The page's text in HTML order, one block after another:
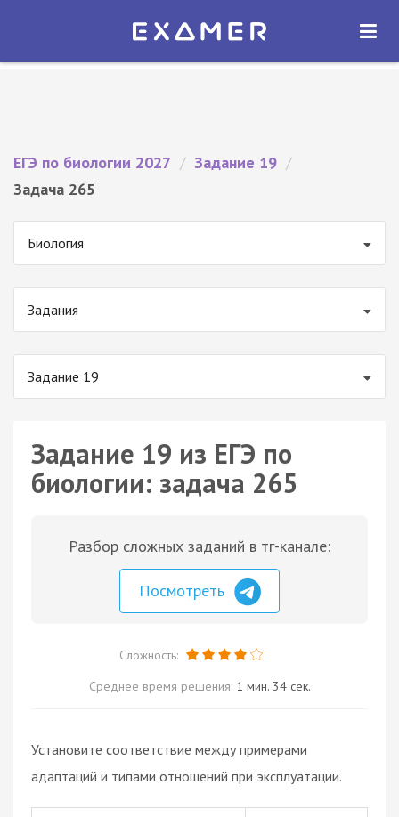
Экзамер — ЕГЭ 2027
ОТКРЫТЬ
ЕГЭ по биологии 2027 / Задание 19 /
Задача 265
Биология
Задания
Задание 19
Задание 19 из ЕГЭ по
биологии: задача 265
Разбор сложных заданий в тг-канале:
Посмотреть
Сложность:
Среднее время решения: 1 мин. 34 сек.
Установите соответствие между примерами
адаптаций и типами отношений при эксплуатации.